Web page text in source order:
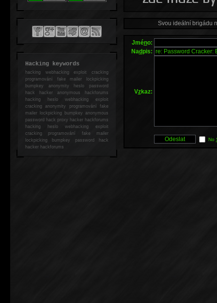
Svou ideální brigádu
Jméno:
Nadpis:
Vzkaz:
No
Hacking keywords
hackingwebhacking exploit cracking
programování fake mailer lockpicking
bumpkey anonymity heslo password
hackhacker anonymous hackforums
hackingheslo webhacking exploit
cracking anonymity programování fake
mailer lockpicking bumpkey anonymous
password hack proxy hacker hackforums
hacking heslo webhacking exploit
cracking programování fake mailer
lockpicking bumpkey password hack
hackerhackforums